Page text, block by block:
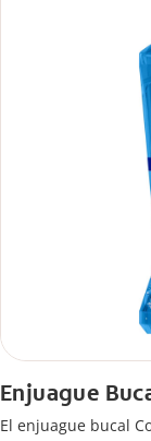
Enjuague
El enjuague bucal